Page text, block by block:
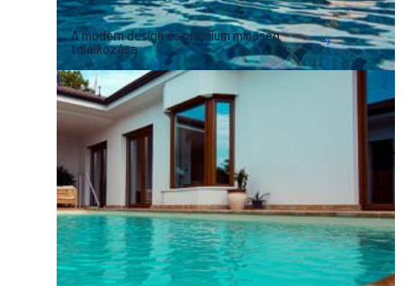
A modern design és prémium minőség
találkozása